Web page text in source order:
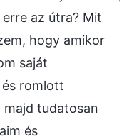
az útra? Mit
hogy amikor
saját
romlott
tudatosan
és